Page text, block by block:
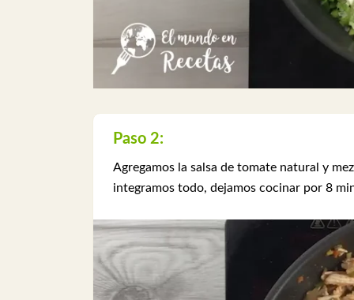
Paso 2:
Agregamos la salsa de tomate natural y
integramos todo, dejamos cocinar por 8